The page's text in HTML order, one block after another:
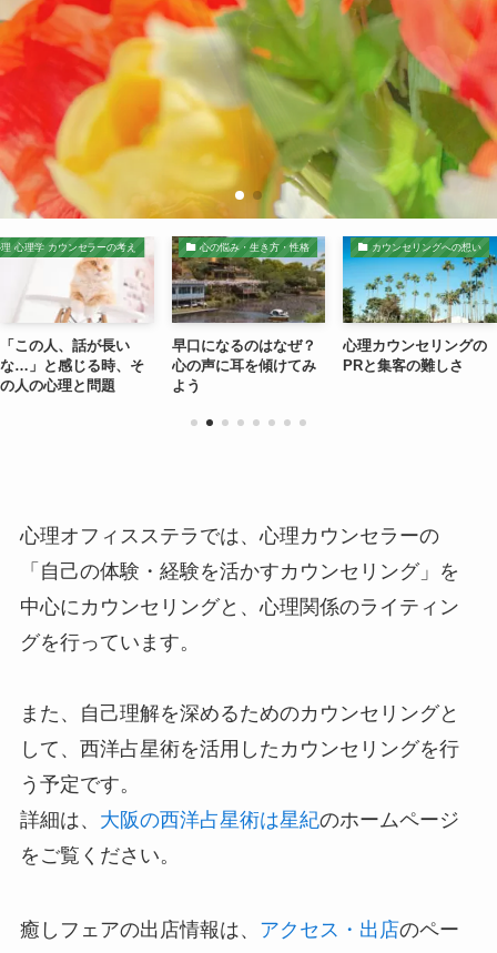
心理学 カウンセラーの考え
「この人、話が長い
な…」と感じる時、そ
の人の心理と問題
心の悩み・生き方・性格
早口になるのはなぜ？
心の声に耳を傾けてみ
よう
カウンセリングへの想い
心理カウンセリングの
PRと集客の難しさ
心理オフィスステラでは、心理カウンセラーの
「自己の体験・経験を活かすカウンセリング」を
中心にカウンセリングと、心理関係のライティン
グを行っています。
また、自己理解を深めるためのカウンセリングと
して、西洋占星術を活用したカウンセリングを行
う予定です。
詳細は、 大阪の西洋占星術は星紀のホームページ
をご覧ください。
癒しフェアの出店情報は、 アクセス・出店のペー